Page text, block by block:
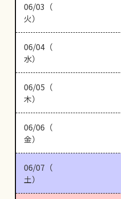
06/03（
火）
06/04（
水）
06/05（
木）
06/06（
金）
06/07（
土）